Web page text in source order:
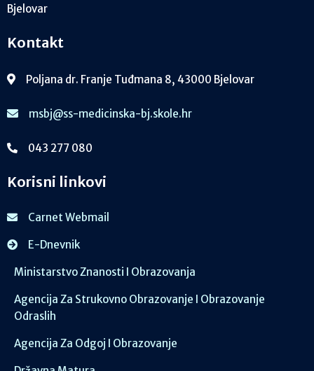
Bjelovar
Kontakt
Poljana dr. Franje Tuđmana 8, 43000 Bjelovar
msbj@ss-medicinska-bj.skole.hr
043 277 080
Korisni linkovi
Carnet Webmail
E-Dnevnik
Ministarstvo Znanosti I Obrazovanja
Agencija Za Strukovno Obrazovanje I Obrazovanje
Odraslih
Agencija Za Odgoj I Obrazovanje